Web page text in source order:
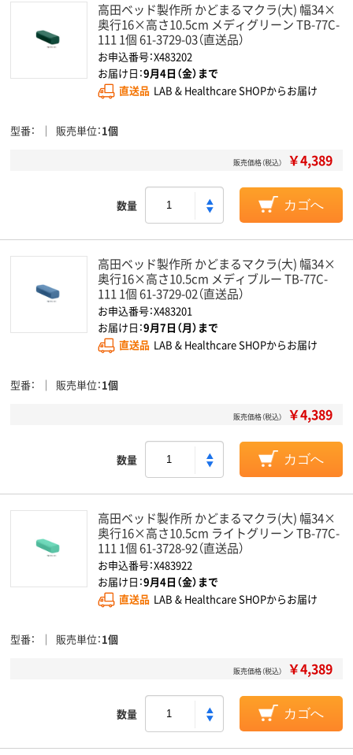
高田ベッド製作所 かどまるマクラ(大) 幅34×
奥行16×高さ10.5cm メディグリーン TB-77C-
111 1個 61-3729-03（直送品）
お申込番号：X483202
お届け日：9月4日（金）まで
直送品 LAB & Healthcare SHOPからお届け
型番 販売単位 1個
販売価格（税込） ￥4,389
数量 カゴへ
高田ベッド製作所 かどまるマクラ(大) 幅34×
奥行16×高さ10.5cm メディブルー TB-77C-
111 1個 61-3729-02（直送品）
お申込番号：X483201
お届け日：9月7日（月）まで
直送品 LAB & Healthcare SHOPからお届け
型番 販売単位 1個
販売価格（税込） ￥4,389
数量 カゴへ
高田ベッド製作所 かどまるマクラ(大) 幅34×
奥行16×高さ10.5cm ライトグリーン TB-77C-
111 1個 61-3728-92（直送品）
お申込番号：X483922
お届け日：9月4日（金）まで
直送品 LAB & Healthcare SHOPからお届け
型番 販売単位 1個
販売価格（税込） ￥4,389
数量 カゴへ